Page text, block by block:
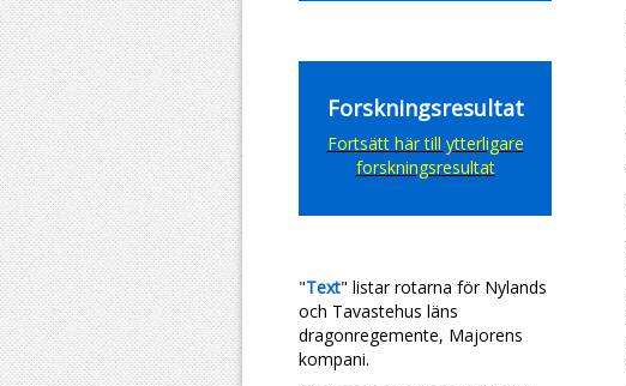
Forskningsresultat
Fortsätt här till ytterligare
forskningsresultat
"Text" listar rotarna för Nylands
och Tavastehus läns
dragonregemente, Majorens
kompani.